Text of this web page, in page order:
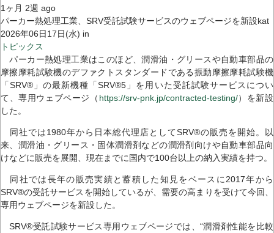
1ヶ月 2週 ago
パーカー熱処理工業、SRV受託試験サービスのウェブページを新設kat
2026年06日17日(水) in
トピックス
パーカー熱処理工業はこのほど、潤滑油・グリースや自動車部品の
摩擦摩耗試験機のデファクトスタンダードである振動摩擦摩耗試験機
「SRV®」の最新機種「SRV®5」を用いた受託試験サービスについ
て、専用ウェブページ（ https://srv-pnk.jp/contracted-testing/）を新設
した。
同社では1980年から日本総代理店としてSRV®の販売を開始。以
来、潤滑油・グリース・固体潤滑剤などの潤滑剤向けや自動車部品向
けなどに販売を展開、現在までに国内で100台以上の納入実績を持つ。
同社では長年の販売実績と蓄積した知見をベースに2017年から
SRV®の受託サービスを開始しているが、需要の高まりを受けて今回、
専用ウェブページを新設した。
SRV®受託試験サービス専用ウェブページでは、“潤滑剤性能を比較